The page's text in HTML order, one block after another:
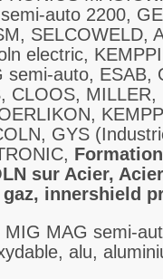
auto 2200,
SELCOWELD,
electric,
semi-auto, ESAB,
CLOOS,
GYS
sur Acier,
innershield
MAG semi-
alu,